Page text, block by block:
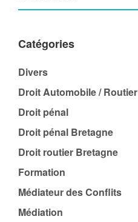
Catégories
Divers
Droit Automobile / Routier
Droit pénal
Droit pénal Bretagne
Droit routier Bretagne
Formation
Médiateur des Conflits
Médiation